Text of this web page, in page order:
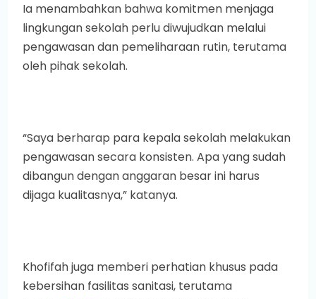
Ia menambahkan bahwa komitmen menjaga
lingkungan sekolah perlu diwujudkan melalui
pengawasan dan pemeliharaan rutin, terutama
oleh pihak sekolah.
“Saya berharap para kepala sekolah melakukan
pengawasan secara konsisten. Apa yang sudah
dibangun dengan anggaran besar ini harus
dijaga kualitasnya,” katanya.
Khofifah juga memberi perhatian khusus pada
kebersihan fasilitas sanitasi, terutama